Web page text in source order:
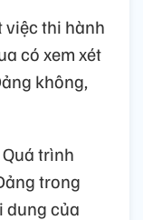
việc thi hành
có xem xét
không,
trình
trong
dung của